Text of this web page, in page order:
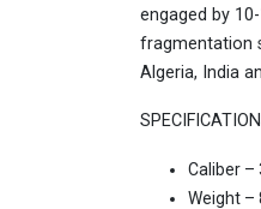
engaged by
fragmentation
Algeria, India
Caliber –
Weight –